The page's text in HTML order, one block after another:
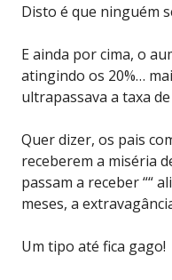
Disto é que ninguém
E ainda por cima, o
atingindo os 20%…
ultrapassava a taxa
Quer dizer, os pais
receberem a miséria
passam a receber ““
meses, a
Um tipo até fica gago!